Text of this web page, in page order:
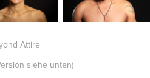
Attire
siehe unten)